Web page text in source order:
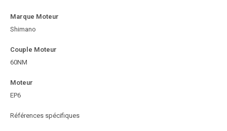
Marque Moteur
Shimano
Couple Moteur
60NM
Moteur
EP6
Références spécifiques